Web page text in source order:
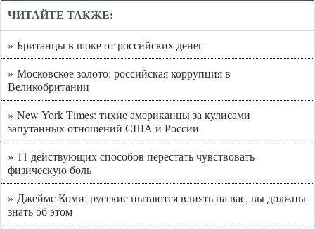
ЧИТАЙТЕ ТАКЖЕ:
» Британцы в шоке от российских денег
» Московское золото: российская коррупция в
Великобритании
» New York Times: тихие американцы за кулисами
запутанных отношений США и России
» 11 действующих способов перестать чувствовать
физическую боль
» Джеймс Коми: русские пытаются влиять на вас, вы должны
знать об этом